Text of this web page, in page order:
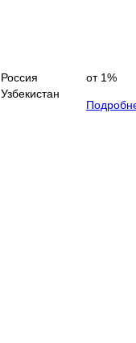
Россия
Узбекистан
от 1%